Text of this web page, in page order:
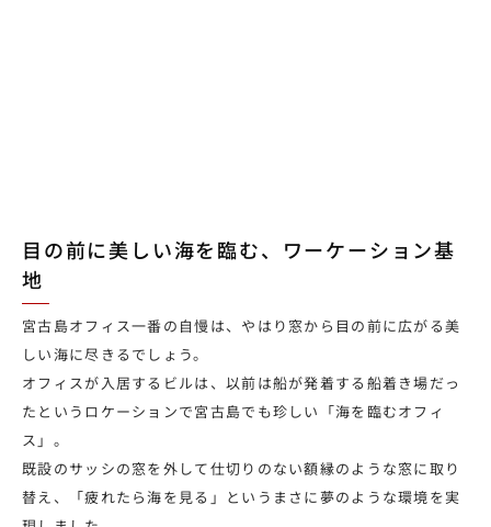
目の前に美しい海を臨む、ワーケーション基
地
宮古島オフィス一番の自慢は、やはり窓から目の前に広がる美
しい海に尽きるでしょう。
オフィスが入居するビルは、以前は船が発着する船着き場だっ
たというロケーションで宮古島でも珍しい「海を臨むオフィ
ス」。
既設のサッシの窓を外して仕切りのない額縁のような窓に取り
替え、「疲れたら海を見る」というまさに夢のような環境を実